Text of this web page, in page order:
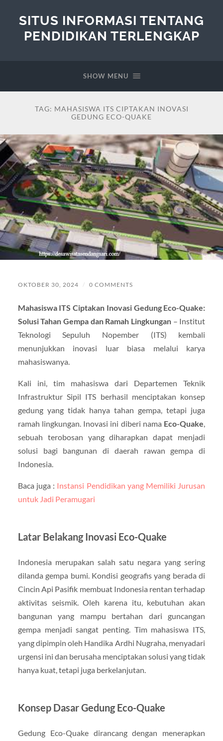
SITUS INFORMASI TENTANG
PENDIDIKAN TERLENGKAP
SHOW MENU
TAG: MAHASISWA ITS CIPTAKAN INOVASI
GEDUNG ECO-QUAKE
OKTOBER 30, 2024 / 0 COMMENTS
Mahasiswa ITS Ciptakan Inovasi Gedung Eco-Quake:
Solusi Tahan Gempa dan Ramah Lingkungan– Institut
Teknologi Sepuluh Nopember (ITS) kembali
menunjukkan inovasi luar biasa melalui karya
mahasiswanya.
Kali ini, tim mahasiswa dari Departemen Teknik
Infrastruktur Sipil ITS berhasil menciptakan konsep
gedung yang tidak hanya tahan gempa, tetapi juga
ramah lingkungan. Inovasi ini diberi nama Eco-Quake,
sebuah terobosan yang diharapkan dapat menjadi
solusi bagi bangunan di daerah rawan gempa di
Indonesia.
Baca juga : Instansi Pendidikan yang Memiliki Jurusan
untuk Jadi Peramugari
Latar Belakang Inovasi Eco-Quake
Indonesia merupakan salah satu negara yang sering
dilanda gempa bumi. Kondisi geografis yang berada di
Cincin Api Pasifik membuat Indonesia rentan terhadap
aktivitas seismik. Oleh karena itu, kebutuhan akan
bangunan yang mampu bertahan dari guncangan
gempa menjadi sangat penting. Tim mahasiswa ITS,
yang dipimpin oleh Handika Ardhi Nugraha, menyadari
urgensi ini dan berusaha menciptakan solusi yang tidak
hanya kuat, tetapi juga berkelanjutan.
Konsep Dasar Gedung Eco-Quake
Gedung Eco-Quake dirancang dengan menerapkan